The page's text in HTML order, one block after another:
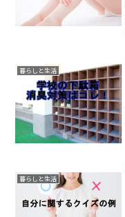
暮らしと生活
暮らしと生活